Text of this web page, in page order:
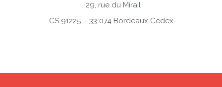
29, rue du Mirail
CS 91225 – 33 074 Bordeaux Cedex